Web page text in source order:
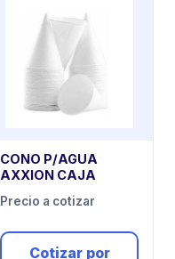
CONO P/AGUA
AXXION CAJA
Precio a cotizar
Cotizar por